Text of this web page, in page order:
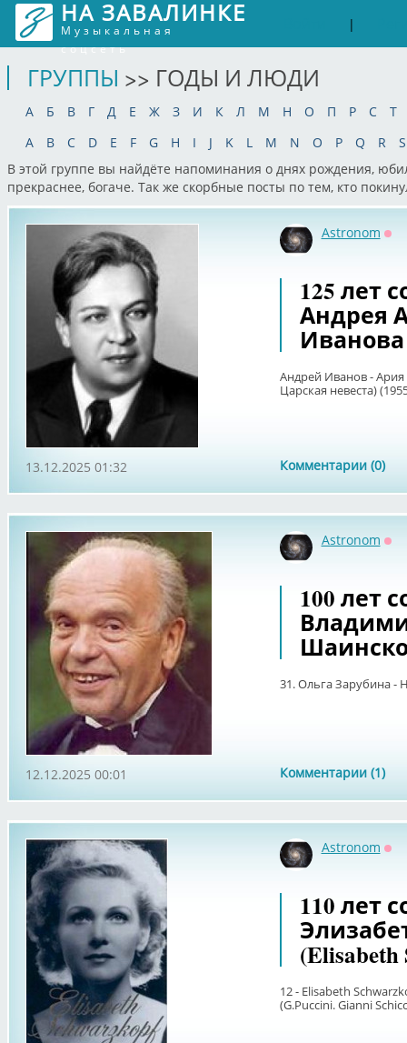
НА ЗАВАЛИНКЕ
Музыкальная
соцсеть
|
ГРУППЫ >> ГОДЫ И ЛЮДИ
А Б В Г Д Е Ж З И К Л М Н О П Р С
Т
A
B C D E F G H I J K L M N O P Q R
S
В этой группе вы найдёте напоминания о днях рождения,
прекраснее, богаче. Так же скорбные посты по тем, кто
Astronom
125 лет
Андрея
Иванова
Андрей Иванов -
Царская невеста)
Комментарии (0)
13.12.2025 01:32
Astronom
100 лет
31. Ольга Зарубина -
Комментарии (1)
12.12.2025 00:01
Astronom
110 лет
(Elisabeth
12 - Elisabeth
(G.Puccini. Gianni